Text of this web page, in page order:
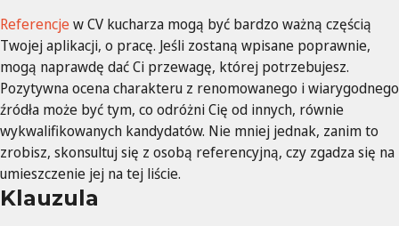
Referencjew CV kucharza mogą być bardzo ważną częścią
Twojej aplikacji, o pracę. Jeśli zostaną wpisane poprawnie,
mogą naprawdę dać Ci przewagę, której potrzebujesz.
Pozytywna ocena charakteru z renomowanego i wiarygodnego
źródła może być tym, co odróżni Cię od innych, równie
wykwalifikowanych kandydatów. Nie mniej jednak, zanim to
zrobisz, skonsultuj się z osobą referencyjną, czy zgadza się na
umieszczenie jej na tej liście.
Klauzula